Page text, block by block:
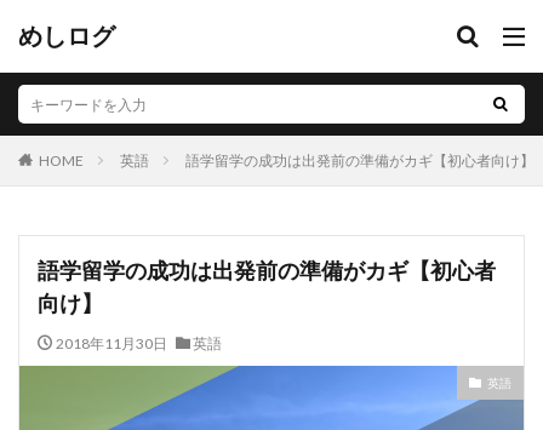
めしログ
HOME 英語 語学留学の成功は出発前の準備がカギ【初心者向け】
語学留学の成功は出発前の準備がカギ【初心者
向け】
2018年11月30日 英語
英語